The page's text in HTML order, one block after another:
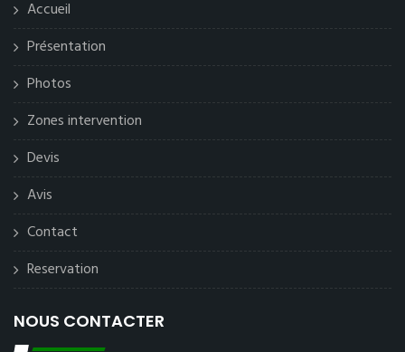
Accueil
Présentation
Photos
Zones intervention
Devis
Avis
Contact
Reservation
NOUS CONTACTER